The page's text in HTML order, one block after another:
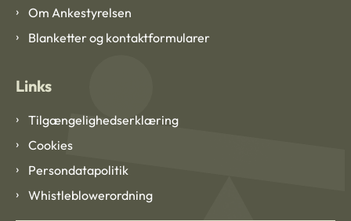
Om Ankestyrelsen
Blanketter og kontaktformularer
Links
Tilgængelighedserklæring
Cookies
Persondatapolitik
Whistleblowerordning